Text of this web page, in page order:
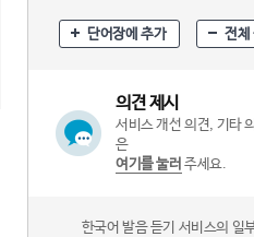
단어장에 추가 전체
의견 제시
서비스 개선 의견, 기타
은
여기를 눌러 주세요.
한국어 발음 듣기 서비스의 일